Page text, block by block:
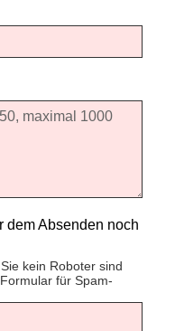
dem Absenden noch
kein Roboter sind
für Spam-